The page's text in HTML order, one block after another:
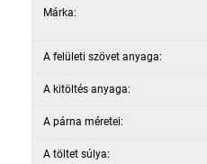
Márka:
A felületi szövet anyaga:
A kitöltés anyaga:
A párna méretei:
A töltet súlya: